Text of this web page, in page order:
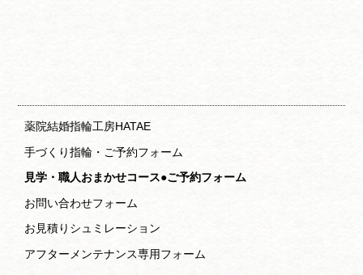
薬院結婚指輪工房HATAE
手づくり指輪・ご予約フォーム
見学・職人おまかせコース●ご予約フォーム
お問い合わせフォーム
お見積りシュミレーション
アフターメンテナンス専用フォーム